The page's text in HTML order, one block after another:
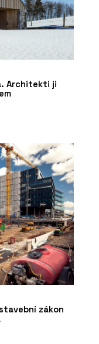
Architekti ji
zákon